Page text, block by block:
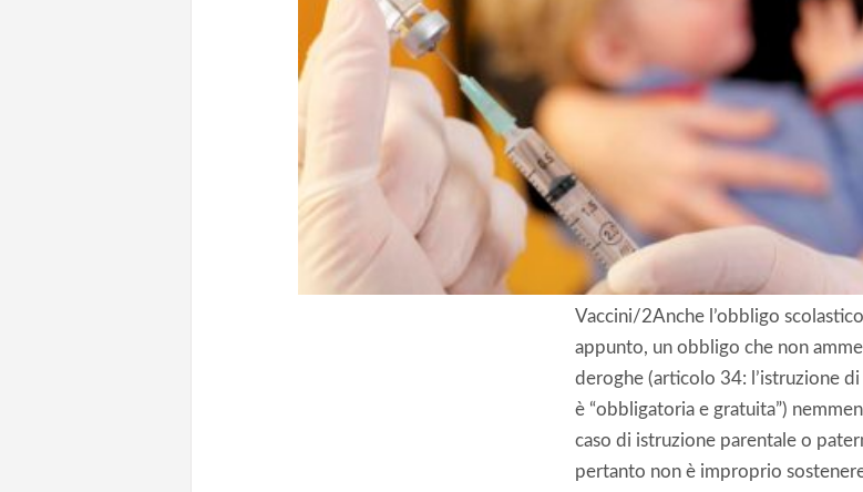
Vaccini/2Anche l’obbligo
appunto, un obbligo che non
deroghe (articolo 34: l’istruzione di
è “obbligatoria e gratuita”)
caso di istruzione parentale o
pertanto non è improprio